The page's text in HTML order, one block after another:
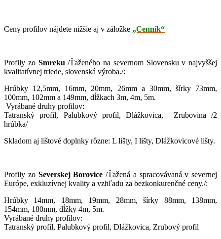
Ceny profilov nájdete nižšie aj v záložke „Cenník“
Profily zo Smreku /Ťaženého na severnom Slovensku v najvyššej
kvalitatívnej triede, slovenská výroba./:
Hrúbky 12,5mm, 16mm, 20mm, 26mm a 30mm, šírky 73mm,
100mm, 102mm a 149mm, dĺžkach 3m, 4m, 5m.
Vyrábané druhy profilov:
Tatranský profil, Palubkový profil, Dlážkovica, Zrubovina /2
hrúbka/
Skladom aj lištové doplnky rôzne: L lišty, I lišty, Dlážkovicové lišty.
Profily zo Severskej Borovice /Ťažená a spracovávaná v severnej
Európe, exkluzívnej kvality a vzhľadu za bezkonkurenčné ceny./:
Hrúbky 14mm, 18mm, 19mm, 28mm, šírky 88mm, 138mm,
154mm, 180mm, dĺžky 4m, 5m.
Vyrábané druhy profilov:
Tatranský profil, Palubkový profil, Dlážkovica, Zrubový profil